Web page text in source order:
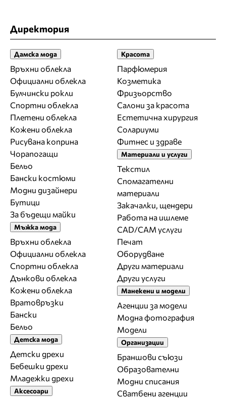
Директория
Дамска мода
Връхни облекла
Официални облекла
Булчински рокли
Спортни облекла
Плетени облекла
Кожени облекла
Рисувана коприна
Чорапогащи
Бельо
Бански костюми
Модни дизайнери
Бутици
За бъдещи майки
Мъжка мода
Връхни облекла
Официални облекла
Спортни облекла
Дънкови облекла
Кожени облекла
Вратовръзки
Бански
Бельо
Детска мода
Детски дрехи
Бебешки дрехи
Младежки дрехи
Аксесоари
Красота
Парфюмерия
Козметика
Фризьорство
Салони за красота
Естетична хирургия
Солариуми
Фитнес и здраве
Материали и услуги
Текстил
Спомагателни
материали
Закачалки, щендери
Работа на ишлеме
CAD/CAM услуги
Печат
Оборудване
Други материали
Други услуги
Манекени и модели
Агенции за модели
Модна фотография
Модели
Организации
Браншови съюзи
Образователни
Модни списания
Сватбени агенции